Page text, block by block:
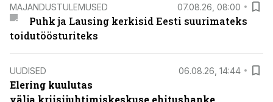
MAJANDUSTULEMUSED 07.08.26, 08:00
Puhk ja Lausing kerkisid Eesti suurimateks
toidutöösturiteks
UUDISED 06.08.26, 14:44
Elering kuulutas
välja kriisijuhtimiskeskuse ehitushanke